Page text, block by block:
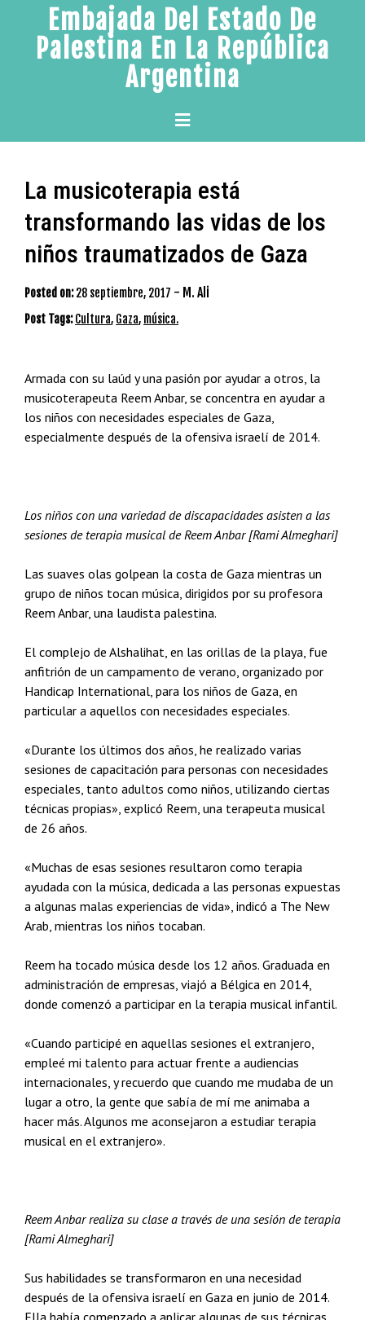
content
Embajada Del Estado De
Palestina En La República
Argentina
Primary
Menu
La musicoterapia está
transformando las vidas de los
niños traumatizados de Gaza
Posted on: 28 septiembre, 2017 - M. Ali
Post Tags:Cultura, Gaza, música.
Armada con su laúd y una pasión por ayudar a otros, la
musicoterapeuta Reem Anbar, se concentra en ayudar a
los niños con necesidades especiales de Gaza,
especialmente después de la ofensiva israelí de 2014.
Los niños con una variedad de discapacidades asisten a las
sesiones de terapia musical de Reem Anbar [Rami Almeghari]
Las suaves olas golpean la costa de Gaza mientras un
grupo de niños tocan música, dirigidos por su profesora
Reem Anbar, una laudista palestina.
El complejo de Alshalihat, en las orillas de la playa, fue
anfitrión de un campamento de verano, organizado por
Handicap International, para los niños de Gaza, en
particular a aquellos con necesidades especiales.
«Durante los últimos dos años, he realizado varias
sesiones de capacitación para personas con necesidades
especiales, tanto adultos como niños, utilizando ciertas
técnicas propias», explicó Reem, una terapeuta musical
de 26 años.
«Muchas de esas sesiones resultaron como terapia
ayudada con la música, dedicada a las personas expuestas
a algunas malas experiencias de vida», indicó a The New
Arab, mientras los niños tocaban.
Reem ha tocado música desde los 12 años. Graduada en
administración de empresas, viajó a Bélgica en 2014,
donde comenzó a participar en la terapia musical infantil.
«Cuando participé en aquellas sesiones el extranjero,
empleé mi talento para actuar frente a audiencias
internacionales, y recuerdo que cuando me mudaba de un
lugar a otro, la gente que sabía de mí me animaba a
hacer más. Algunos me aconsejaron a estudiar terapia
musical en el extranjero».
Reem Anbar realiza su clase a través de una sesión de terapia
[Rami Almeghari]
Sus habilidades se transformaron en una necesidad
después de la ofensiva israelí en Gaza en junio de 2014.
Ella había comenzado a aplicar algunas de sus técnicas